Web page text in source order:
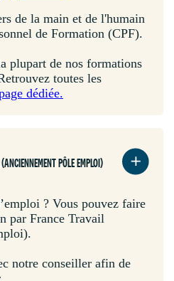
de la main et de l'humain
de Formation (CPF).
plupart de nos formations
toutes les
dédiée.
PÔLE EMPLOI)
? Vous pouvez faire
par France Travail
notre conseiller afin de